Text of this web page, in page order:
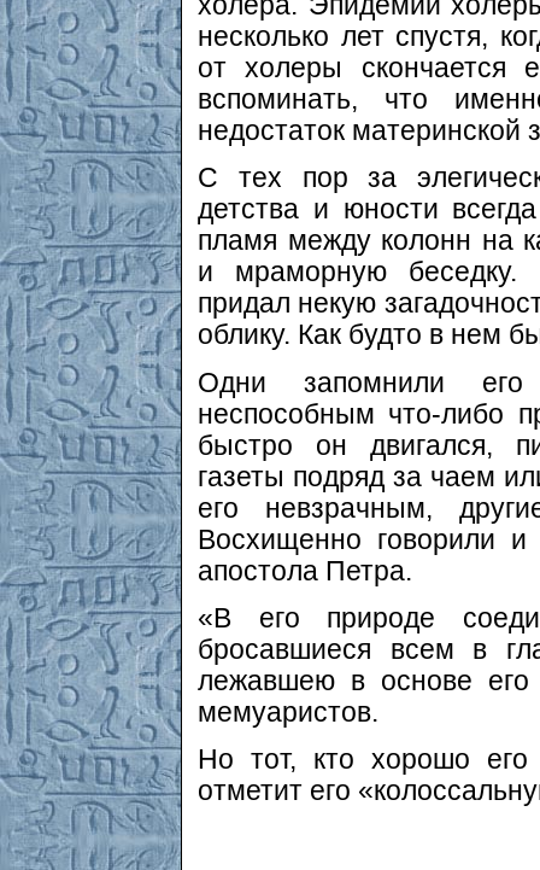
несколько лет спустя,
от холеры скончается
вспоминать, что
недостаток материнской
С тех пор за
детства и юности
пламя между колонн на
и мраморную беседку.
придал некую
облику. Как будто в нем
Одни запомнили
неспособным что-либо
быстро он двигался,
газеты подряд за чаем
его невзрачным,
Восхищенно говорили
апостола Петра.
«В его природе
бросавшиеся всем в
лежавшею в основе
мемуаристов.
Но тот, кто хорошо
отметит его